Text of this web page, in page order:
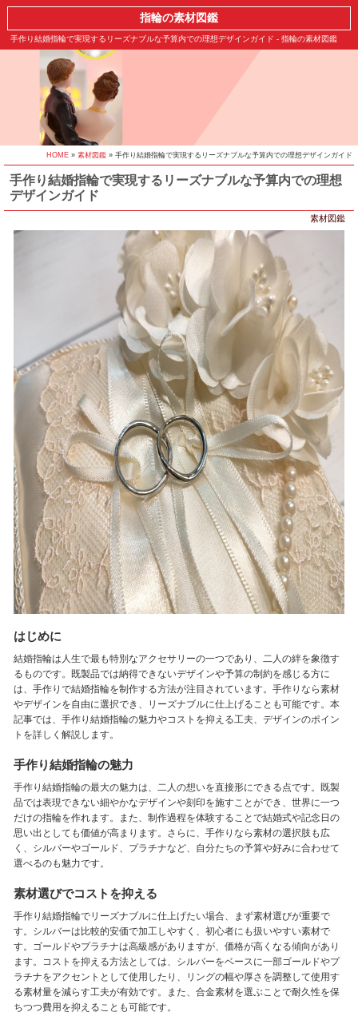
指輪の素材図鑑
手作り結婚指輪で実現するリーズナブルな予算内での理想デザインガイド - 指輪の素材図鑑
HOME » 素材図鑑 » 手作り結婚指輪で実現するリーズナブルな予算内での理想デザインガイド
手作り結婚指輪で実現するリーズナブルな予算内での理想
デザインガイド
素材図鑑
はじめに
結婚指輪は人生で最も特別なアクセサリーの一つであり、二人の絆を象徴す
るものです。既製品では納得できないデザインや予算の制約を感じる方に
は、手作りで結婚指輪を制作する方法が注目されています。手作りなら素材
やデザインを自由に選択でき、リーズナブルに仕上げることも可能です。本
記事では、手作り結婚指輪の魅力やコストを抑える工夫、デザインのポイン
トを詳しく解説します。
手作り結婚指輪の魅力
手作り結婚指輪の最大の魅力は、二人の想いを直接形にできる点です。既製
品では表現できない細やかなデザインや刻印を施すことができ、世界に一つ
だけの指輪を作れます。また、制作過程を体験することで結婚式や記念日の
思い出としても価値が高まります。さらに、手作りなら素材の選択肢も広
く、シルバーやゴールド、プラチナなど、自分たちの予算や好みに合わせて
選べるのも魅力です。
素材選びでコストを抑える
手作り結婚指輪でリーズナブルに仕上げたい場合、まず素材選びが重要で
す。シルバーは比較的安価で加工しやすく、初心者にも扱いやすい素材で
す。ゴールドやプラチナは高級感がありますが、価格が高くなる傾向があり
ます。コストを抑える方法としては、シルバーをベースに一部ゴールドやプ
ラチナをアクセントとして使用したり、リングの幅や厚さを調整して使用す
る素材量を減らす工夫が有効です。また、合金素材を選ぶことで耐久性を保
ちつつ費用を抑えることも可能です。